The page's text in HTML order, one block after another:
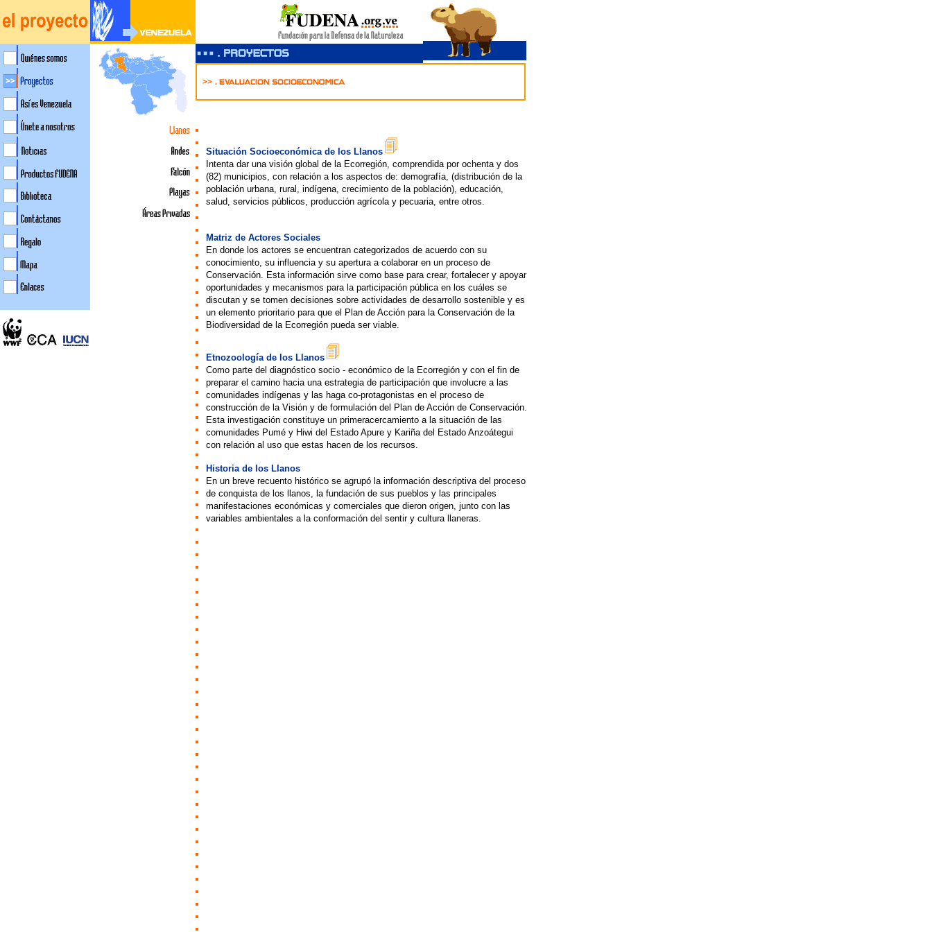
Situación Socioeconómica de los Llanos
Intenta dar una visión global de la Ecorregión, comprendida por ochenta y dos
(82) municipios, con relación a los aspectos de: demografía, (distribución de la
población urbana, rural, indígena, crecimiento de la población), educación,
salud, servicios públicos, producción agrícola y pecuaria, entre otros.
Matriz de Actores Sociales
En donde los actores se encuentran categorizados de acuerdo con su
conocimiento, su influencia y su apertura a colaborar en un proceso de
Conservación. Esta información sirve como base para crear, fortalecer y apoyar
oportunidades y mecanismos para la participación pública en los cuáles se
discutan y se tomen decisiones sobre actividades de desarrollo sostenible y es
un elemento prioritario para que el Plan de Acción para la Conservación de la
Biodiversidad de la Ecorregión pueda ser viable.
Etnozoología de los Llanos
Como parte del diagnóstico socio - económico de la Ecorregión y con el fin de
preparar el camino hacia una estrategia de participación que involucre a las
comunidades indígenas y las haga co-protagonistas en el proceso de
construcción de la Visión y de formulación del Plan de Acción de Conservación.
Esta investigación constituye un primeracercamiento a la situación de las
comunidades Pumé y Hiwi del Estado Apure y Kariña del Estado Anzoátegui
con relación al uso que estas hacen de los recursos.
Historia de los Llanos
En un breve recuento histórico se agrupó la información descriptiva del proceso
de conquista de los llanos, la fundación de sus pueblos y las principales
manifestaciones económicas y comerciales que dieron origen, junto con las
variables ambientales a la conformación del sentir y cultura llaneras.